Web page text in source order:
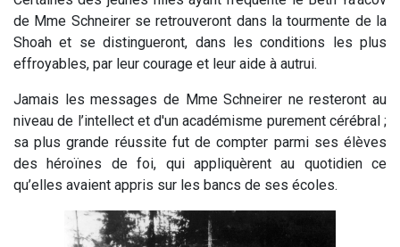
de Mme Schneirer se retrouveront dans la tourmente de la
Shoah et se distingueront, dans les conditions les plus
effroyables, par leur courage et leur aide à autrui.
Jamais les messages de Mme Schneirer ne resteront au
niveau de l’intellect et d'un académisme purement cérébral ;
sa plus grande réussite fut de compter parmi ses élèves
des héroïnes de foi, qui appliquèrent au quotidien ce
qu’elles avaient appris sur les bancs de ses écoles.